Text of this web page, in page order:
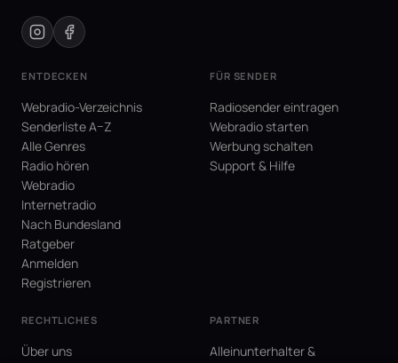
ENTDECKEN
Webradio-Verzeichnis
Senderliste A–Z
Alle Genres
Radio hören
Webradio
Internetradio
Nach Bundesland
Ratgeber
Anmelden
Registrieren
FÜR SENDER
Radiosender eintragen
Webradio starten
Werbung schalten
Support & Hilfe
RECHTLICHES
Über uns
PARTNER
Alleinunterhalter &